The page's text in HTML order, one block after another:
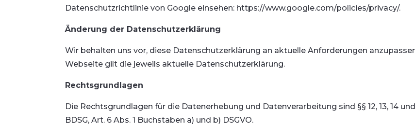
Datenschutzrichtlinie von Google einsehen: https://www.google.com/policies/privacy/.
Änderung der Datenschutzerklärung
Wir behalten uns vor, diese Datenschutzerklärung an aktuelle Anforderungen
Webseite gilt die jeweils aktuelle Datenschutzerklärung.
Rechtsgrundlagen
Die Rechtsgrundlagen für die Datenerhebung und Datenverarbeitung sind §§ 12, 13, 14 und
BDSG, Art. 6 Abs. 1 Buchstaben a) und b) DSGVO.